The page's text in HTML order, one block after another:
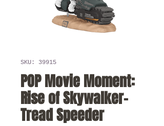
SKU: 39915
POP Movie Moment:
Rise of Skywalker-
Tread Speeder